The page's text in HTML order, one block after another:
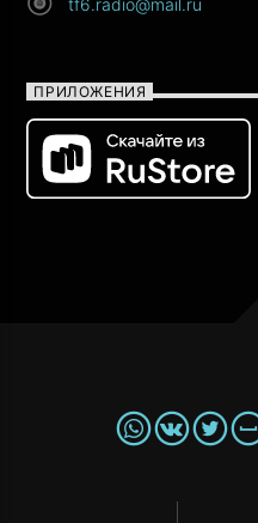
tf6.radio@mail.ru
ПРИЛОЖЕНИЯ